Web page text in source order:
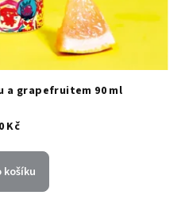
a grapefruitem 90 ml
Kč
košíku